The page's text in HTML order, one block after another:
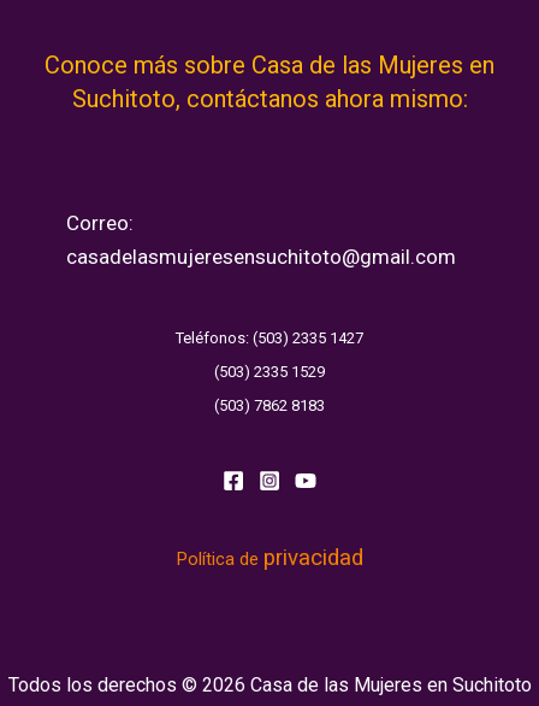
Conoce más sobre Casa de las Mujeres en
Suchitoto, contáctanos ahora mismo:
Correo:
casadelasmujeresensuchitoto@gmail.com
Teléfonos: (503) 2335 1427
(503) 2335 1529
(503) 7862 8183
Política de privacidad
Todos los derechos © 2026 Casa de las Mujeres en Suchitoto